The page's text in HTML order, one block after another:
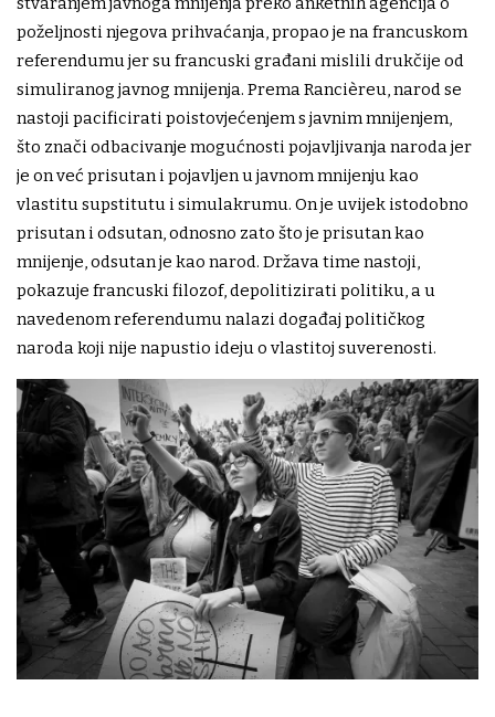
poželjnosti njegova prihvaćanja, propao je na francuskom
referendumu jer su francuski građani mislili drukčije od
simuliranog javnog mnijenja. Prema Rancièreu, narod se
nastoji pacificirati poistovjećenjem s javnim mnijenjem,
što znači odbacivanje mogućnosti pojavljivanja naroda jer
je on već prisutan i pojavljen u javnom mnijenju kao
vlastitu supstitutu i simulakrumu. On je uvijek istodobno
prisutan i odsutan, odnosno zato što je prisutan kao
mnijenje, odsutan je kao narod. Država time nastoji,
pokazuje francuski filozof, depolitizirati politiku, a u
navedenom referendumu nalazi događaj političkog
naroda koji nije napustio ideju o vlastitoj suverenosti.